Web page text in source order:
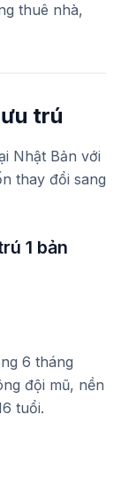
thuê nhà,
trú
Nhật Bản với
thay đổi sang
1 bản
6 tháng
đội mũ, nền
tuổi.